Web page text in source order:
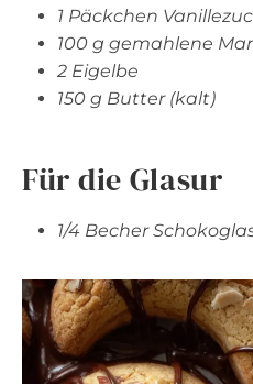
1 Päckchen
100 g gemahlene
2 Eigelbe
150 g Butter (kalt)
Für die Glasur
1/4 Becher